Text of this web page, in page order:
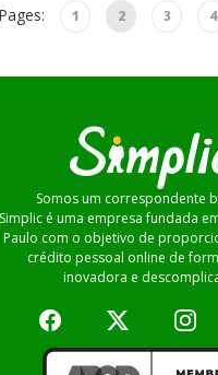
Pages: 1 2 3 4
Somos um correspondente
Simplic é uma empresa fundada
Paulo com o objetivo de
crédito pessoal online de
inovadora e